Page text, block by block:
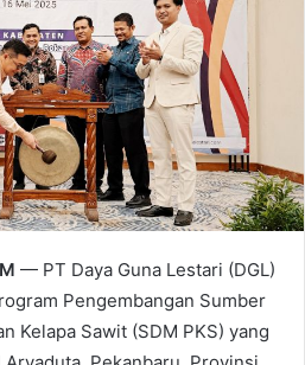
— PT Daya Guna Lestari (DGL)
Pengembangan Sumber
Kelapa Sawit (SDM PKS) yang